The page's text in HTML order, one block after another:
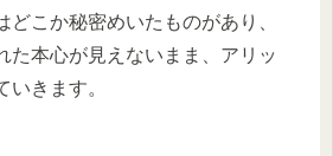
どこか秘密めいたものがあり、
た本心が見えないまま、アリッ
いきます。